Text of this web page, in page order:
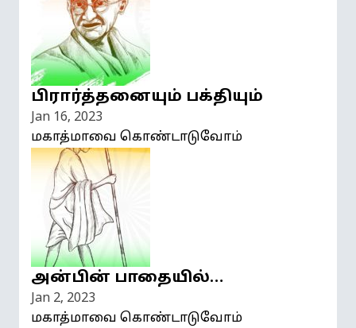
பிரார்த்தனையும் பக்தியும்
Jan 16, 2023
மகாத்மாவை கொண்டாடுவோம்
அன்பின் பாதையில்…
Jan 2, 2023
மகாத்மாவை கொண்டாடுவோம்